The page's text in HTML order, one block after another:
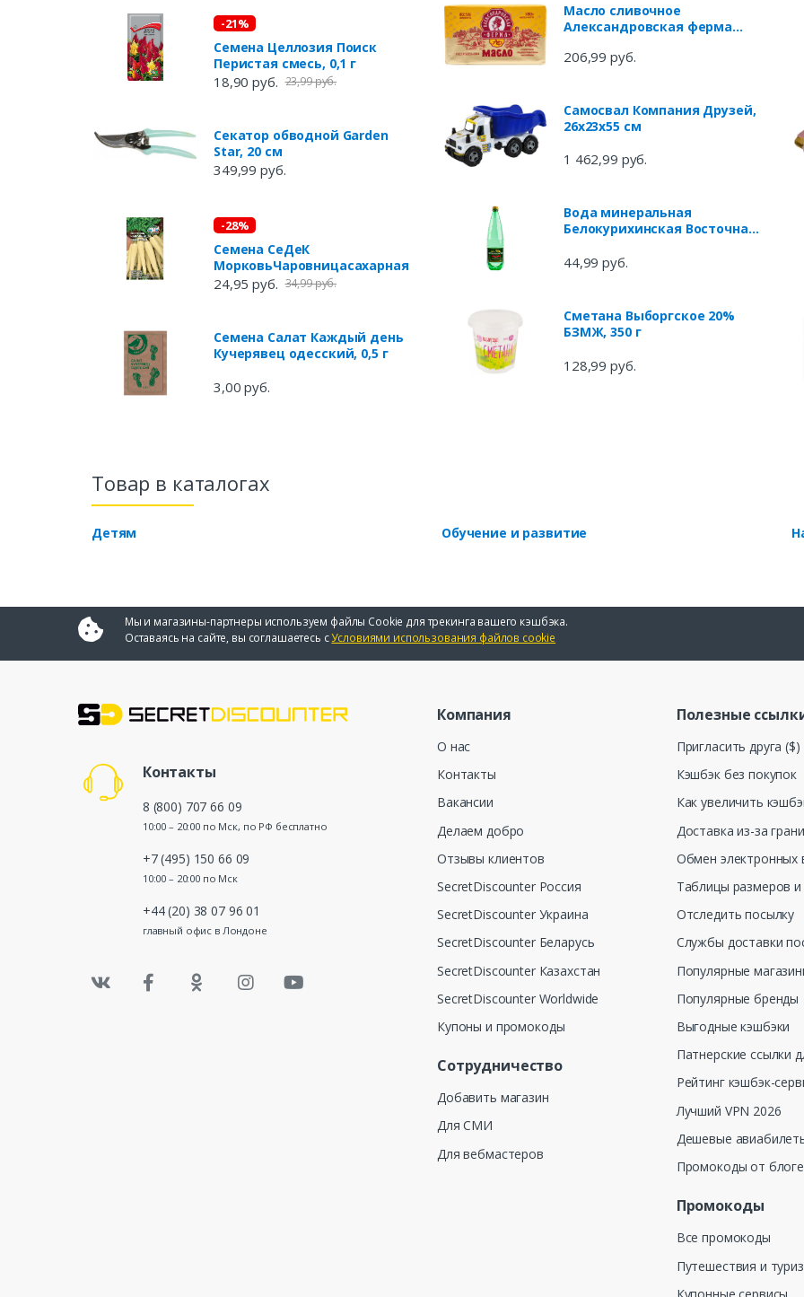
-21%
Семена Целлозия Поиск
Перистая смесь, 0,1 г
18,90 руб. 23,99 руб.
Секатор обводной Garden
Star, 20 см
349,99 руб.
-28%
Семена СеДеК
МорковьЧаровницасахарная
24,95 руб. 34,99 руб.
Семена Салат Каждый день
Кучерявец одесский, 0,5 г
3,00 руб.
Масло сливочное
Александровская ферма
180 г
206,99 руб.
Самосвал Компания Друзей,
26х23х55 см
1 462,99 руб.
Вода минеральная
Белокурихинская Восточная
44,99 руб.
Сметана Выборгское 20%
БЗМЖ, 350 г
128,99 руб.
Товар в каталогах
Детям Обучение и развитие
Мы и магазины-партнеры используем файлы Cookie для трекинга вашего кэшбэка.
Оставаясь на сайте, вы соглашаетесь сУсловиями использования файлов cookie
Контакты
8 (800) 707 66 09
10:00 – 20:00 по Мск, по РФ бесплатно
+7 (495) 150 66 09
10:00 – 20:00 по Мск
+44 (20) 38 07 96 01
главный офис в Лондоне
Компания
О нас
Контакты
Вакансии
Делаем добро
Отзывы клиентов
SecretDiscounter Россия
SecretDiscounter Украина
SecretDiscounter Беларусь
SecretDiscounter Казахстан
SecretDiscounter Worldwide
Купоны и промокоды
Сотрудничество
Добавить магазин
Для СМИ
Для вебмастеров
Полезные
Пригласить друга ($)
Кэшбэк без покупок
Как увеличить
Доставка из-за
Обмен электронных
Таблицы размеров и
Отследить посылку
Службы доставки
Популярные
Популярные бренды
Выгодные кэшбэки
Патнерские ссылки
Рейтинг кэшбэк-
Лучший VPN 2026
Дешевые
Промокоды от
Промокоды
Все промокоды
Путешествия и